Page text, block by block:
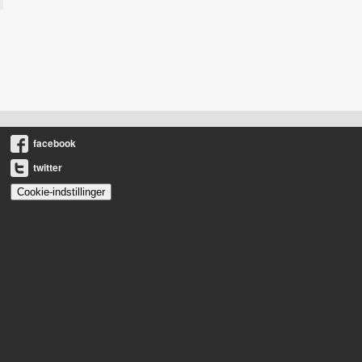
facebook
twitter
Cookie-indstillinger